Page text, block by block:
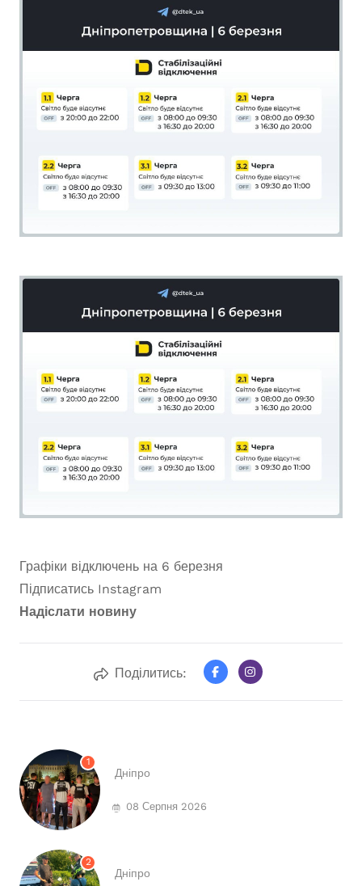
Графіки відключень на 6 березня
Підписатись Instagram
Надіслати новину
Поділитись:
1
Дніпро
08 Серпня 2026
2
Дніпро